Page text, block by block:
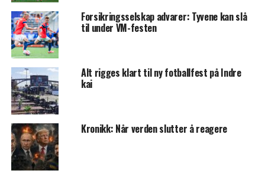
Forsikringsselskap advarer: Tyvene kan slå
til under VM-festen
Alt rigges klart til ny fotballfest på Indre
kai
Kronikk: Når verden slutter å reagere